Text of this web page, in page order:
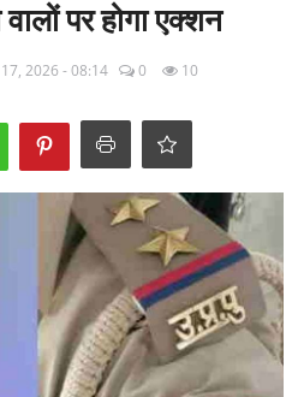
वालों पर होगा एक्शन
2026 - 08:14 0 10